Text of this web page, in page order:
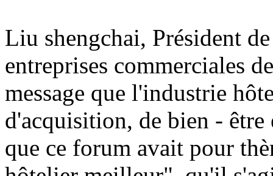
Liu shengchai, Président
entreprises commerciales
message que l'industrie
d'acquisition, de bien -
que ce forum avait pour